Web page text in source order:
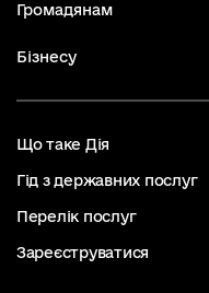
Громадянам
Бізнесу
Що таке Дія
Гід з державних послуг
Перелік послуг
Зареєструватися